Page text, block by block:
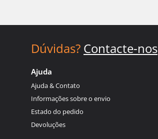
Dúvidas? Contacte-nos
Ajuda
Ajuda & Contato
Informações sobre o envio
Estado do pedido
Devoluções